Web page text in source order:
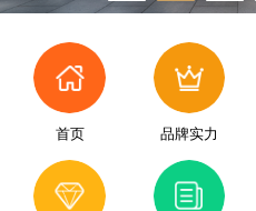
首页 品牌实力